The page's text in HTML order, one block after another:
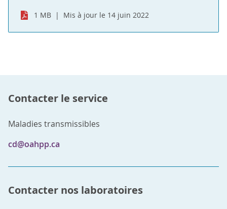
1 MB Mis à jour le 14 juin 2022
Contacter le service
Maladies transmissibles
cd@oahpp.ca
Contacter nos laboratoires